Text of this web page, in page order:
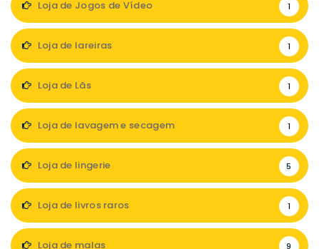
Loja de Jogos de Vídeo 1
Loja de lareiras 1
Loja de Lãs 1
Loja de lavagem e secagem 1
Loja de lingerie 5
Loja de livros raros 1
Loja de malas 9